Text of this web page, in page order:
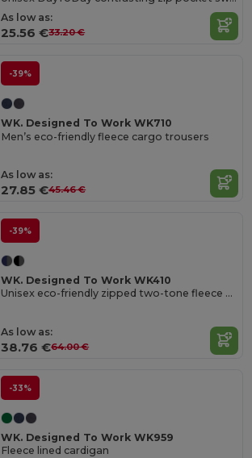
As low as:
25.56 €33.20 €
-39%
WK. Designed To Work WK710
Men’s eco-friendly fleece cargo trousers
As low as:
27.85 €45.46 €
-39%
WK. Designed To Work WK410
Unisex eco-friendly zipped two-tone fleece hoodie
As low as:
38.76 €64.00 €
-33%
WK. Designed To Work WK959
Fleece lined cardigan